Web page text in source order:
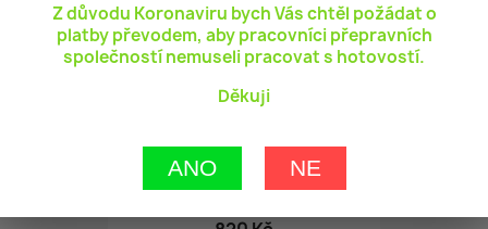
Z důvodu Koronaviru bych Vás chtěl požádat o
platby převodem, aby pracovníci přepravních
společností nemuseli pracovat s hotovostí.
Děkuji
ANO NE